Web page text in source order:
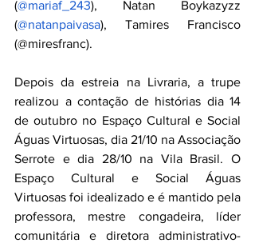
(@mariaf_243), Natan Boykazyzz
(@natanpaivasa), Tamires Francisco
(@miresfranc).
Depois da estreia na Livraria, a trupe
realizou a contação de histórias dia 14
de outubro no Espaço Cultural e Social
Águas Virtuosas, dia 21/10 na Associação
Serrote e dia 28/10 na Vila Brasil. O
Espaço Cultural e Social Águas
Virtuosas foi idealizado e é mantido pela
professora, mestre congadeira, líder
comunitária e diretora administrativo-